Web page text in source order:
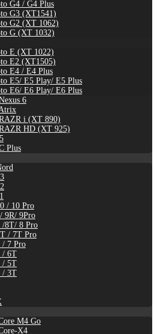
G4 / G4 Plus
G3 (XT1541)
G2 (XT 1062)
G (XT 1032)
E (XT 1022)
E2 (XT1505)
E4 / E4 Plus
E5/ E5 Play/ E5 Plus
E6/ E6 Play/ E6 Plus
6
i (XT 890)
HD (XT 925)
Plus
/ 10 Pro
9R/ 9Pro
/8T/ 8 Pro
/ 7T Pro
/ 7 Pro
/ 6T
/ 5T
/ 3T
M4 Go
X4